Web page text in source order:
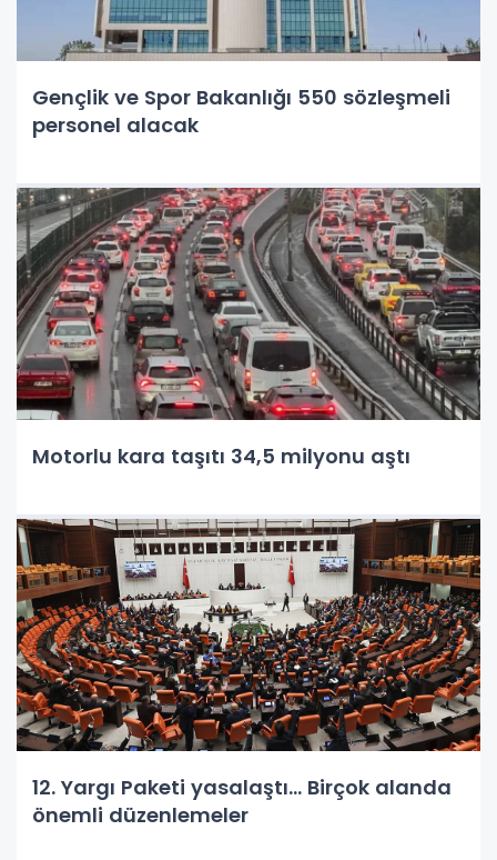
Gençlik ve Spor Bakanlığı 550 sözleşmeli
personel alacak
Motorlu kara taşıtı 34,5 milyonu aştı
12. Yargı Paketi yasalaştı... Birçok alanda
önemli düzenlemeler